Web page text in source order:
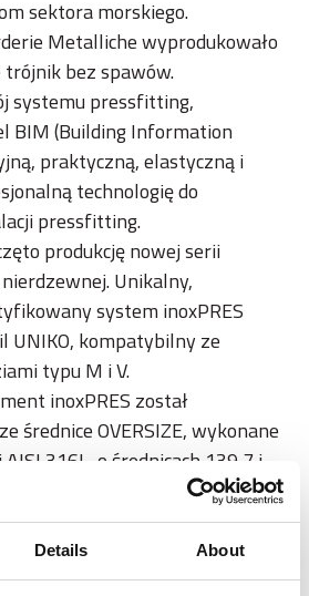
Details About
sektora morskiego.
Metalliche wyprodukowało
bez spawów.
systemu pressfitting,
BIM (Building Information
praktyczną, elastyczną i
technologię do
pressfitting.
produkcję nowej serii
Unikalny,
system inoxPRES
UNIKO, kompatybilny ze
typu M i V.
inoxPRES został
średnice OVERSIZE, wykonane
316L, o średnicach 139,7 i
UNIKO został uzupełniony o
UNIKO.
zobowiązuje się pozostać